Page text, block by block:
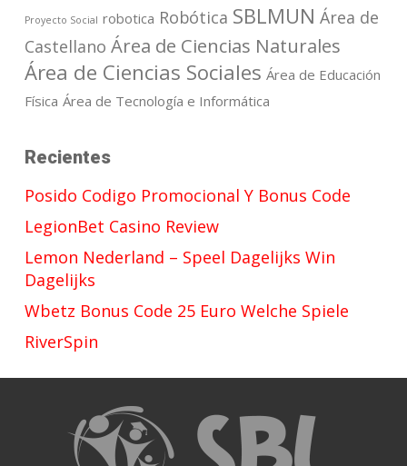
Proyecto Social robotica Robótica SBLMUN Área de
Castellano Área de Ciencias Naturales
Área de Ciencias Sociales Área de Educación
Física Área de Tecnología e Informática
Recientes
Posido Codigo Promocional Y Bonus Code
LegionBet Casino Review
Lemon Nederland – Speel Dagelijks Win
Dagelijks
Wbetz Bonus Code 25 Euro Welche Spiele
RiverSpin